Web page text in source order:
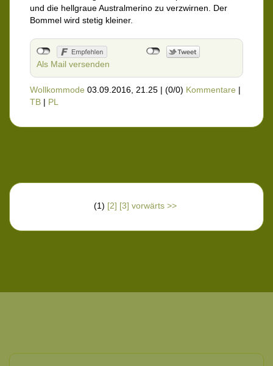
und die hellgraue Australmerino zu verzwirnen. Der
Bommel wird stetig kleiner.
Als Mail versenden
Wollkommode 03.09.2016, 21.25 | (0/0) Kommentare |
TB | PL
(1) [2] [3] vorwärts >>